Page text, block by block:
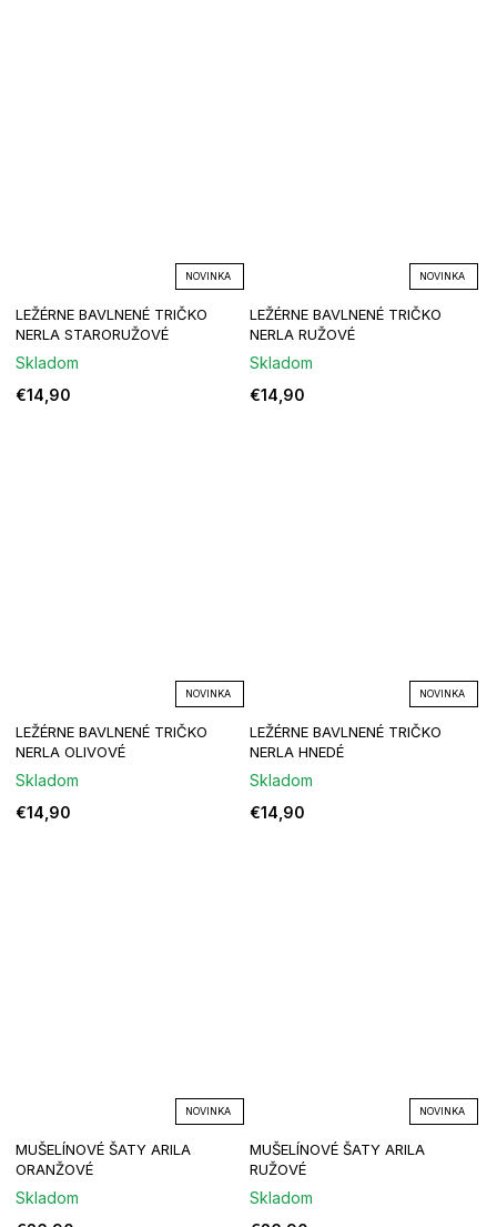
NOVINKA
LEŽÉRNE BAVLNENÉ TRIČKO
NERLA STARORUŽOVÉ
Skladom
€14,90
NOVINKA
LEŽÉRNE BAVLNENÉ TRIČKO
NERLA RUŽOVÉ
Skladom
€14,90
NOVINKA
LEŽÉRNE BAVLNENÉ TRIČKO
NERLA OLIVOVÉ
Skladom
€14,90
NOVINKA
LEŽÉRNE BAVLNENÉ TRIČKO
NERLA HNEDÉ
Skladom
€14,90
NOVINKA
MUŠELÍNOVÉ ŠATY ARILA
ORANŽOVÉ
Skladom
NOVINKA
MUŠELÍNOVÉ ŠATY ARILA
RUŽOVÉ
Skladom